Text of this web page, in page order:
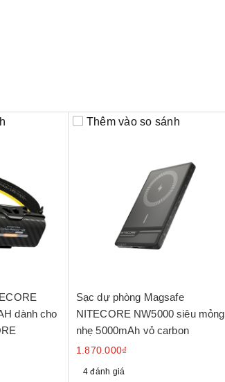
dành cho
Thêm vào so sánh
Sạc dự phòng Magsafe
NITECORE NW5000 siêu mỏng
nhẹ 5000mAh vỏ carbon
1.870.000₫
4 đánh giá